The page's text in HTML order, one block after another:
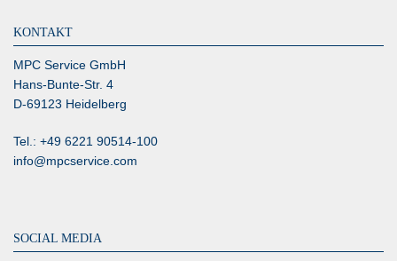
KONTAKT
MPC Service GmbH
Hans-Bunte-Str. 4
D-69123 Heidelberg
Tel.: +49 6221 90514-100
info@mpcservice.com
SOCIAL MEDIA